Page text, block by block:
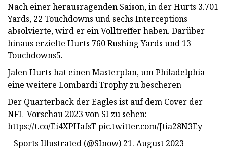
Nach einer herausragenden Saison, in der Hurts 3.701
Yards, 22 Touchdowns und sechs Interceptions
absolvierte, wird er ein Volltreffer haben. Darüber
hinaus erzielte Hurts 760 Rushing Yards und 13
Touchdowns5.
Jalen Hurts hat einen Masterplan, um Philadelphia
eine weitere Lombardi Trophy zu bescheren
Der Quarterback der Eagles ist auf dem Cover der
NFL-Vorschau 2023 von SI zu sehen:
https://t.co/Ei4XPHafsT pic.twitter.com/Jtia28N3Ey
– Sports Illustrated (@SInow) 21. August 2023